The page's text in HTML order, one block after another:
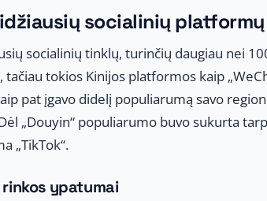
socialinių
socialinių tinklų, turinčių daugiau nei
tačiau tokios Kinijos platformos kaip
pat įgavo didelį populiarumą savo
„Douyin“ populiarumo buvo sukurta
„TikTok“.
ypatumai